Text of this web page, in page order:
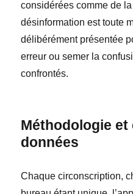
considérées comme de
désinformation est toute
délibérément présentée
erreur ou semer la
confrontés.
Méthodologie et
données
Chaque circonscription,